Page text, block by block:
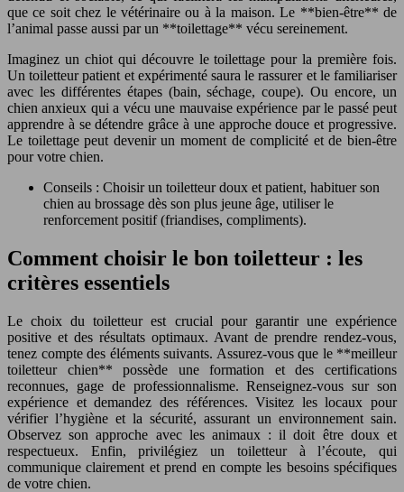
que ce soit chez le vétérinaire ou à la maison. Le **bien-être** de
l’animal passe aussi par un **toilettage** vécu sereinement.
Imaginez un chiot qui découvre le toilettage pour la première fois.
Un toiletteur patient et expérimenté saura le rassurer et le familiariser
avec les différentes étapes (bain, séchage, coupe). Ou encore, un
chien anxieux qui a vécu une mauvaise expérience par le passé peut
apprendre à se détendre grâce à une approche douce et progressive.
Le toilettage peut devenir un moment de complicité et de bien-être
pour votre chien.
Conseils : Choisir un toiletteur doux et patient, habituer son
chien au brossage dès son plus jeune âge, utiliser le
renforcement positif (friandises, compliments).
Comment choisir le bon toiletteur : les
critères essentiels
Le choix du toiletteur est crucial pour garantir une expérience
positive et des résultats optimaux. Avant de prendre rendez-vous,
tenez compte des éléments suivants. Assurez-vous que le **meilleur
toiletteur chien** possède une formation et des certifications
reconnues, gage de professionnalisme. Renseignez-vous sur son
expérience et demandez des références. Visitez les locaux pour
vérifier l’hygiène et la sécurité, assurant un environnement sain.
Observez son approche avec les animaux : il doit être doux et
respectueux. Enfin, privilégiez un toiletteur à l’écoute, qui
communique clairement et prend en compte les besoins spécifiques
de votre chien.